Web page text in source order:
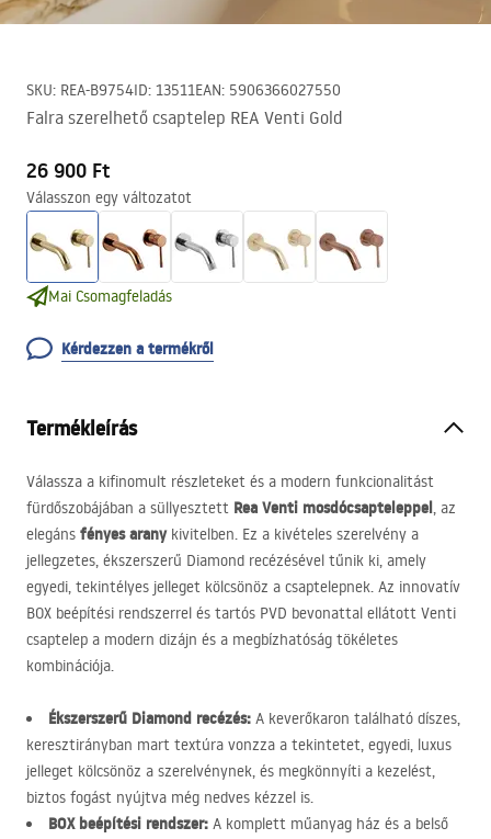
SKU: REA-B9754ID: 13511EAN: 5906366027550
Falra szerelhető csaptelep REA Venti Gold
26 900 Ft
Válasszon egy változatot
Mai Csomagfeladás
Kérdezzen a termékről
Termékleírás
Válassza a kifinomult részleteket és a modern funkcionalitást
fürdőszobájában a süllyesztett Rea Venti mosdócsapteleppel, az
elegáns fényes aranykivitelben. Ez a kivételes szerelvény a
jellegzetes, ékszerszerű Diamond recézésével tűnik ki, amely
egyedi, tekintélyes jelleget kölcsönöz a csaptelepnek. Az innovatív
BOX beépítési rendszerrel és tartós PVD bevonattal ellátott Venti
csaptelep a modern dizájn és a megbízhatóság tökéletes
kombinációja.
Ékszerszerű Diamond recézés: A keverőkaron található díszes,
keresztirányban mart textúra vonzza a tekintetet, egyedi, luxus
jelleget kölcsönöz a szerelvénynek, és megkönnyíti a kezelést,
biztos fogást nyújtva még nedves kézzel is.
BOXbeépítési rendszer: A komplett műanyag ház és a belső